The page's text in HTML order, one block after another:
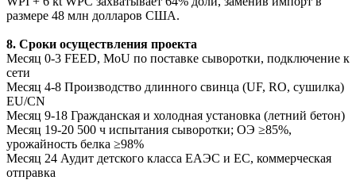
размере 48 млн долларов США.
8. Сроки осуществления проекта
Месяц 0-3 FEED, MoU по поставке сыворотки, подключение к
сети
Месяц 4-8 Производство длинного свинца (UF, RO, сушилка)
EU/CN
Месяц 9-18 Гражданская и холодная установка (летний бетон)
Месяц 19-20 500 ч испытания сыворотки; ОЭ ≥85%,
урожайность белка ≥98%
Месяц 24 Аудит детского класса ЕАЭС и ЕС, коммерческая
отправка